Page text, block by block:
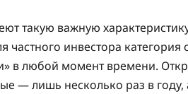
такую важную
инвестора категория
в любой момент времени.
— лишь несколько раз в